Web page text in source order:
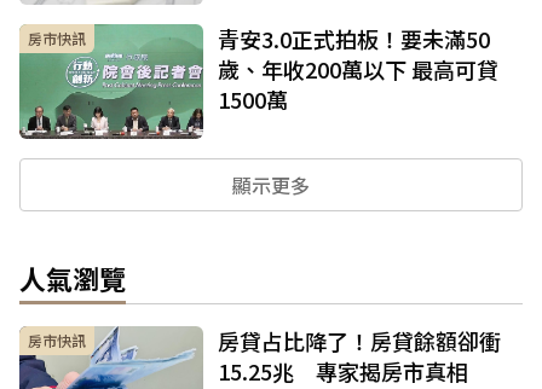
房市快訊
青安3.0正式拍板！要未滿50
歲、年收200萬以下 最高可貸
1500萬
顯示更多
人氣瀏覽
房市快訊
房貸占比降了！房貸餘額卻衝
15.25兆 專家揭房市真相